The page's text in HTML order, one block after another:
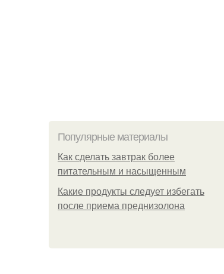
Популярные материалы
Как сделать завтрак более
питательным и насыщенным
Какие продукты следует избегать
после приема преднизолона